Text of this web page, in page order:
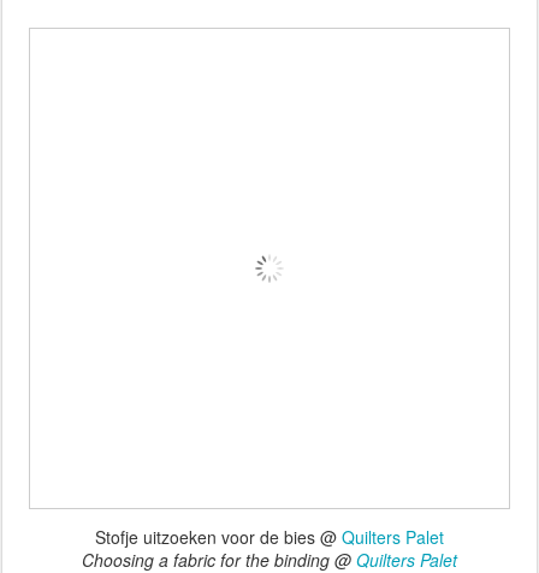
Stofje uitzoeken voor de bies @ Quilters Palet
Choosing a fabric for the binding @ Quilters Palet